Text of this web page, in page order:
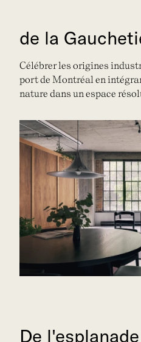
de la
Célébrer les origines
port de Montréal en
nature dans un espace
De l'esplanade